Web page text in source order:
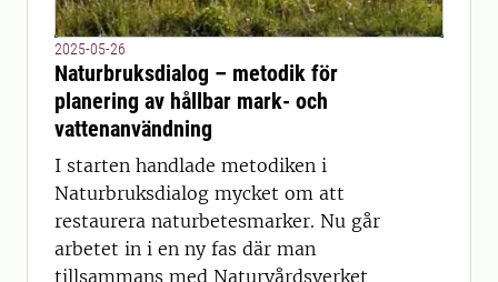
2025-05-26
Naturbruksdialog – metodik för
planering av hållbar mark- och
vattenanvändning
I starten handlade metodiken i
Naturbruksdialog mycket om att
restaurera naturbetesmarker. Nu går
arbetet in i en ny fas där man
tillsammans med Naturvårdsverket